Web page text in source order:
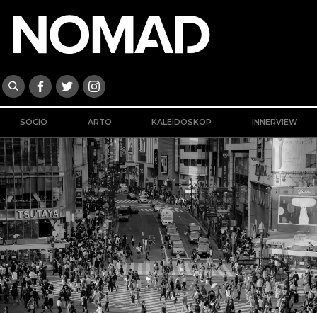
SOCIO ARTO KALEIDOSKOP INNERVIEW